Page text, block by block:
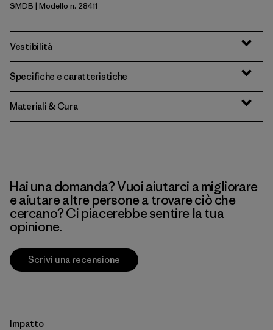
Smolder Blue
SMDB | Modello n. 28411
Vestibilità
Specifiche e caratteristiche
Materiali & Cura
Hai una domanda? Vuoi aiutarci a migliorare
e aiutare altre persone a trovare ciò che
cercano? Ci piacerebbe sentire la tua
opinione.
Scrivi una recensione
Impatto